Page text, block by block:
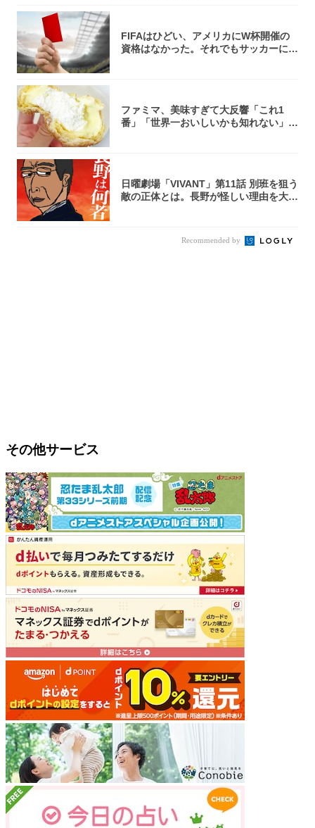
FIFAはひどい、アメリカにW杯開催の
資格はなかった。それでもサッカーには
ファミマ、美味すぎて大反響「これ1
番」「世界一おいしいかも知れない」
日曜劇場「VIVANT」第11話 別班を狙う
敵の正体とは。長野が怪しい理由を大
Recommended by
その他サービス